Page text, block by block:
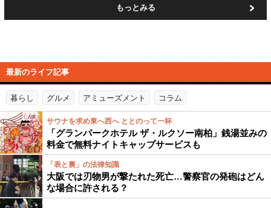
もっとみる
最新のライフ記事
暮らし グルメ アミューズメント コラム
サウナを求め東へ西へ ととのって一杯
「グランパークホテル ザ・ルクソー南柏」銭湯並みの
料金で無料ナイトキャップサービスも
「表と裏」の法律知識
大阪では刃物男が撃たれた死亡…警察官の発砲はどん
な場合に許される？